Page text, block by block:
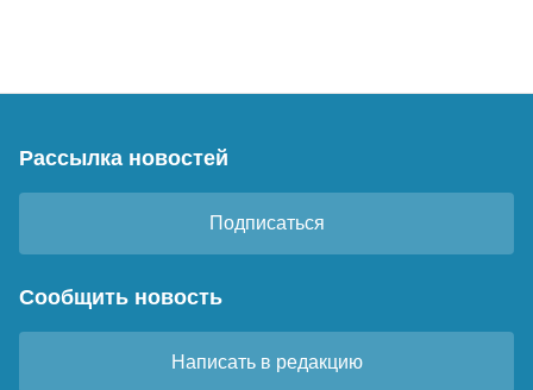
Рассылка новостей
Подписаться
Сообщить новость
Написать в редакцию